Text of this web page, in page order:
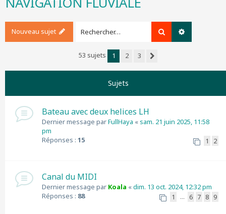
Nouveau sujet Rechercher
53 sujets 1 2
3
Sujets
Bateau avec deux helices LH
Dernier message parFullHaya «sam. 21 juin 2025, 11:58
pm
Réponses : 15 1 2
Canal du MIDI
Dernier message par Koala «dim. 13 oct. 2024, 12:32 pm
Réponses : 88 1 … 6 7 8 9